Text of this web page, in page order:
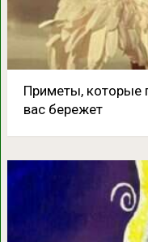
Приметы, которые
вас бережет